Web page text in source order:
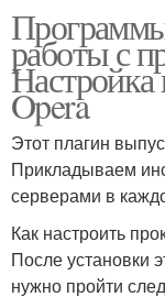
работы с
Настройка
Opera
Этот плагин
Прикладываем
серверами в
Как настроить
После установки
нужно пройти